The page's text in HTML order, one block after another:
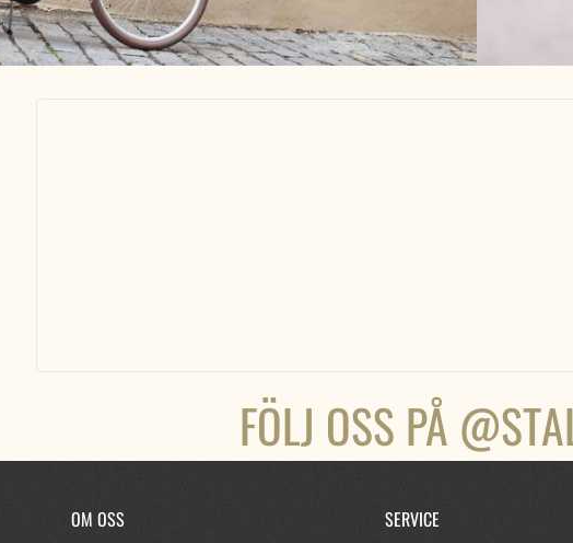
FÖLJ OSS PÅ
OM OSS
SERVICE